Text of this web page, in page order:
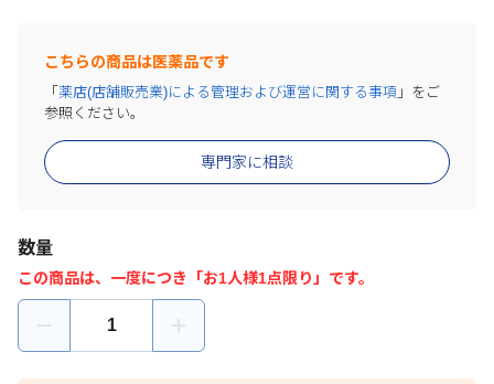
こちらの商品は医薬品です
専門家に相談
「 薬店(店舗販売業)による管理および運営に関する事項 」をご
参照ください。
数量
この商品は、一度につき「お1人様1点限り」です。